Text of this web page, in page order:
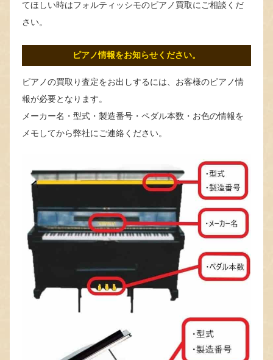
てほしい時はフォルティッシモのピアノ買取にご相談くだ
さい。
ピアノ情報をお知らせください。
ピアノの買取り査定をお出しするには、お客様のピアノ情
報が必要となります。
メーカー名・型式・製造番号・ペダル本数・お色の情報を
メモしてから弊社にご連絡ください。